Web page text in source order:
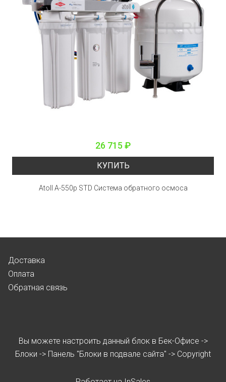
26 715 ₽
КУПИТЬ
Atoll A-550p STD Система обратного осмоса
Доставка
Оплата
Обратная связь
Вы можете настроить данный блок в Бек-Офисе ->
Блоки -> Панель "Блоки в подвале сайта" -> Copyright